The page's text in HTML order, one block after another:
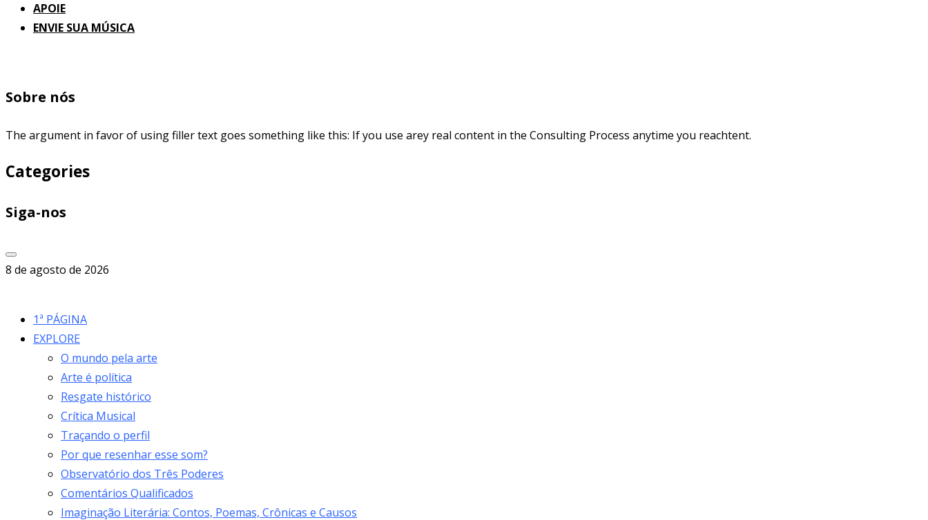
APOIE
ENVIE SUA MÚSICA
Sobre nós
The argument in favor of using filler text goes something like this: If you use arey real content in the Consulting Process anytime you reachtent.
Categories
Siga-nos
8 de agosto de 2026
1ª PÁGINA
EXPLORE
O mundo pela arte
Arte é política
Resgate histórico
Crítica Musical
Traçando o perfil
Por que resenhar esse som?
Observatório dos Três Poderes
Comentários Qualificados
Imaginação Literária: Contos, Poemas, Crônicas e Causos